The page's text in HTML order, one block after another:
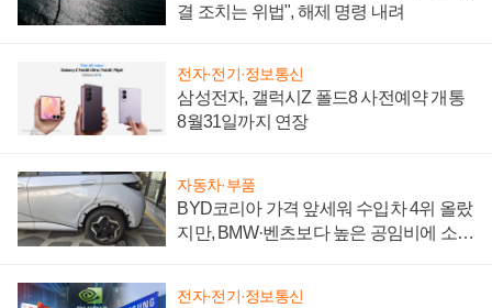
결 조치는 위법", 해제 명령 내려
전자·전기·정보통신
삼성전자, 갤럭시Z 폴드8 사전예약 개통
8월31일까지 연장
자동차·부품
BYD코리아 가격 앞세워 수입차 4위 올랐
지만, BMW·벤츠보다 높은 공임비에 소비
전자·전기·정보통신